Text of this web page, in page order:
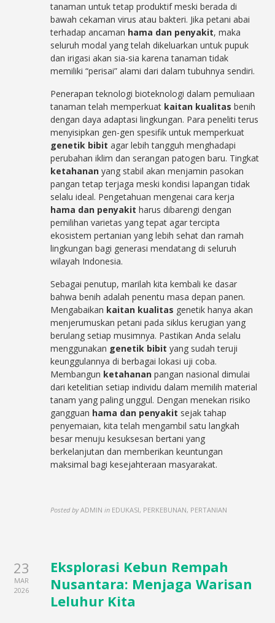
tanaman untuk tetap produktif meski berada di
bawah cekaman virus atau bakteri. Jika petani abai
terhadap ancaman hama dan penyakit, maka
seluruh modal yang telah dikeluarkan untuk pupuk
dan irigasi akan sia-sia karena tanaman tidak
memiliki “perisai” alami dari dalam tubuhnya sendiri.
Penerapan teknologi bioteknologi dalam pemuliaan
tanaman telah memperkuat kaitan kualitas benih
dengan daya adaptasi lingkungan. Para peneliti terus
menyisipkan gen-gen spesifik untuk memperkuat
genetik bibit agar lebih tangguh menghadapi
perubahan iklim dan serangan patogen baru. Tingkat
ketahanan yang stabil akan menjamin pasokan
pangan tetap terjaga meski kondisi lapangan tidak
selalu ideal. Pengetahuan mengenai cara kerja
hama dan penyakit harus dibarengi dengan
pemilihan varietas yang tepat agar tercipta
ekosistem pertanian yang lebih sehat dan ramah
lingkungan bagi generasi mendatang di seluruh
wilayah Indonesia.
Sebagai penutup, marilah kita kembali ke dasar
bahwa benih adalah penentu masa depan panen.
Mengabaikan kaitan kualitas genetik hanya akan
menjerumuskan petani pada siklus kerugian yang
berulang setiap musimnya. Pastikan Anda selalu
menggunakan genetik bibit yang sudah teruji
keunggulannya di berbagai lokasi uji coba.
Membangun ketahanan pangan nasional dimulai
dari ketelitian setiap individu dalam memilih material
tanam yang paling unggul. Dengan menekan risiko
gangguan hama dan penyakit sejak tahap
penyemaian, kita telah mengambil satu langkah
besar menuju kesuksesan bertani yang
berkelanjutan dan memberikan keuntungan
maksimal bagi kesejahteraan masyarakat.
Posted by ADMIN in EDUKASI, PERKEBUNAN, PERTANIAN
23
MAR
2026
Eksplorasi Kebun Rempah
Nusantara: Menjaga Warisan
Leluhur Kita